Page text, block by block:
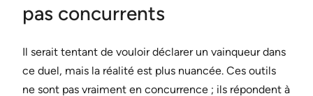
pas concurrents
Il serait tentant de vouloir déclarer un vainqueur dans
ce duel, mais la réalité est plus nuancée. Ces outils
ne sont pas vraiment en concurrence ; ils répondent à